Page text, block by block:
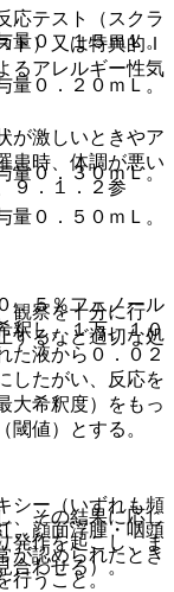
応テスト（スクラ
ト）又は特異的Ｉ
るアレルギー性気
が激しいときやア
患時、体調が悪い
９．１．２参
観察を十分に行
するなど適切な処
シー（いずれも頻
、顔面浮腫・咽頭
が認められたとき
行うこと。
０．１５ｍＬ。
０．２０ｍＬ。
量０．３０ｍＬ。
０．５０ｍＬ。
．５％フェノール
釈し、１万、１０
た液から０．０２
したがい、反応を
大希釈度）をもっ
値）とする。
、その結果に応じ
発作を起こし、ま
合わせる）。